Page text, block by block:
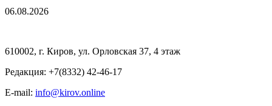
06.08.2026
610002, г. Киров, ул. Орловская 37, 4 этаж
Редакция: +7(8332) 42-46-17
E-mail: info@kirov.online